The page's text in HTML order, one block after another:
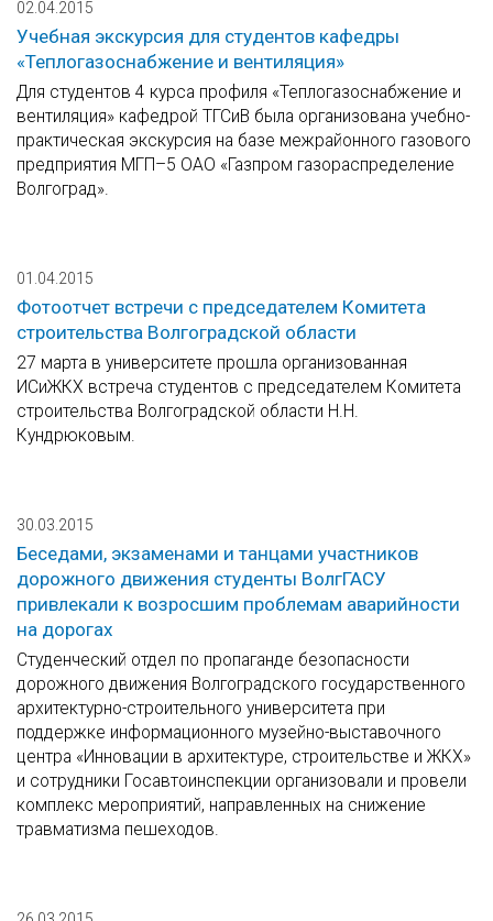
02.04.2015
Учебная экскурсия для студентов кафедры
«Теплогазоснабжение и вентиляция»
Для студентов 4 курса профиля «Теплогазоснабжение и
вентиляция» кафедрой ТГСиВ была организована учебно-
практическая экскурсия на базе межрайонного газового
предприятия МГП–5 ОАО «Газпром газораспределение
Волгоград».
01.04.2015
Фотоотчет встречи с председателем Комитета
строительства Волгоградской области
27 марта в университете прошла организованная
ИСиЖКХ встреча студентов с председателем Комитета
строительства Волгоградской области Н.Н.
Кундрюковым.
30.03.2015
Беседами, экзаменами и танцами участников
дорожного движения студенты ВолгГАСУ
привлекали к возросшим проблемам аварийности
на дорогах
Студенческий отдел по пропаганде безопасности
дорожного движения Волгоградского государственного
архитектурно-строительного университета при
поддержке информационного музейно-выставочного
центра «Инновации в архитектуре, строительстве и ЖКХ»
и сотрудники Госавтоинспекции организовали и провели
комплекс мероприятий, направленных на снижение
травматизма пешеходов.